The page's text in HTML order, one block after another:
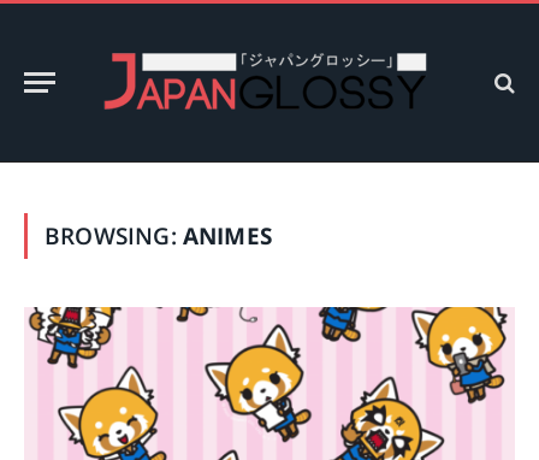
BROWSING: ANIMES